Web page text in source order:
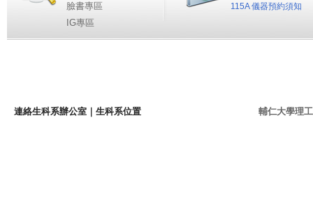
臉書專區
IG專區
115A 儀器預約須知
連絡生科系辦公室 生科系位置 輔仁大學理